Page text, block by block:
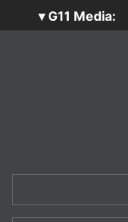
▾ G11 Media:
SecurityOpenLab